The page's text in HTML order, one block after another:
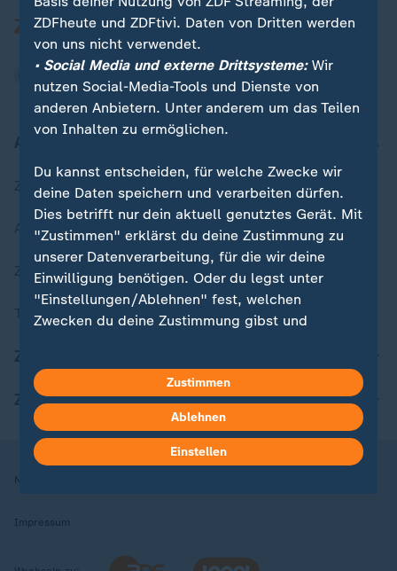
Zuletzt veröffentlicht
Aktuelle Sendungs-Videos
ZDFheute Stories
Themen im Überblick
ZDFheute Apps
Nutzungsbedingungen
Impressum
ZDFheute und ZDFtivi. Daten von Dritten werden
von uns nicht verwendet.
• Social Media und externe Drittsysteme:Wir
nutzen Social-Media-Tools und Dienste von
anderen Anbietern. Unter anderem um das Teilen
von Inhalten zu ermöglichen.
Du kannst entscheiden, für welche Zwecke wir
deine Daten speichern und verarbeiten dürfen.
Dies betrifft nur dein aktuell genutztes Gerät. Mit
"Zustimmen" erklärst du deine Zustimmung zu
unserer Datenverarbeitung, für die wir deine
Einwilligung benötigen. Oder du legst unter
"Einstellungen/Ablehnen" fest, welchen
Zwecken du deine Zustimmung gibst und
in deinen Einstellungen widerrufen oder ändern.
Hier findest du das Impressum.
Weitere Informationen findest du in unserer
Datenschutzerklärung.
Zustimmen
Ablehnen
Einstellen